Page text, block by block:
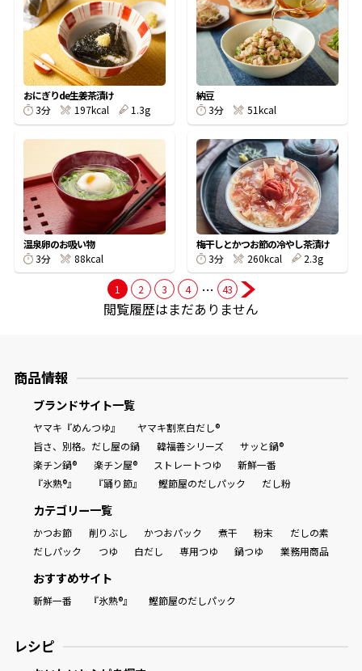
商品情報一覧
おすすめサイト
新鮮一番
氷熟®︎
だしパック
おにぎりde生姜茶漬け
3分
197kcal 1.3g
納豆
3分
51kcal
温泉卵のお吸い物
3分
88kcal
梅干しとかつお節の冷やし茶漬け
3分
260kcal 2.3g
1 2 3 4 … 43
閲覧履歴はまだありません
商品情報
ブランドサイト一覧
ヤマキ『めんつゆ』
ヤマキ割烹白だし®
旨さ、別格。だし屋の鍋
韓福善シリーズ
サッと鍋®
楽チン鍋®
楽チン屋® ストレートつゆ
新鮮一番
『氷熟®』
『踊り節』 鰹節屋のだしパック だし粉
カテゴリー一覧
かつお節 削りぶし かつおパック 煮干 粉末
だしの素
だしパック
つゆ 白だし 専用つゆ 鍋つゆ 業務用商品
おすすめサイト
新鮮一番 『氷熟®』 鰹節屋のだしパック
レシピ